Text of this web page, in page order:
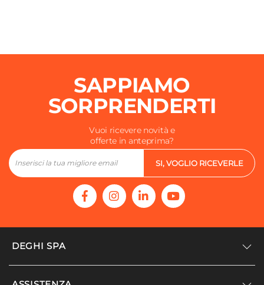
SAPPIAMO
SORPRENDERTI
Vuoi ricevere novità e
offerte in anteprima?
SI, VOGLIO RICEVERLE
DEGHI SPA
Accedi/Registrati